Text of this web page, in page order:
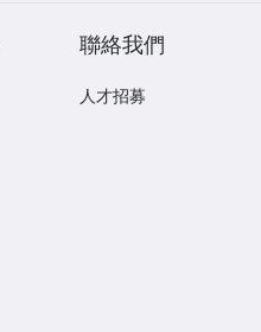
聯絡我們
人才招募